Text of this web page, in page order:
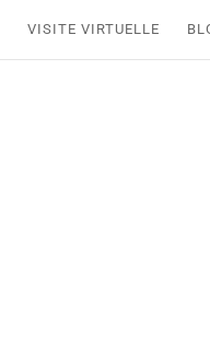
VISITE VIRTUELLE